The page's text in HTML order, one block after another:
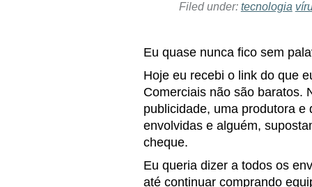
Filed under: tecnologia
Eu quase nunca fico sem
Hoje eu recebi o link do que
Comerciais não são baratos.
publicidade, uma produtora
envolvidas e alguém,
cheque.
Eu queria dizer a todos os
até continuar comprando